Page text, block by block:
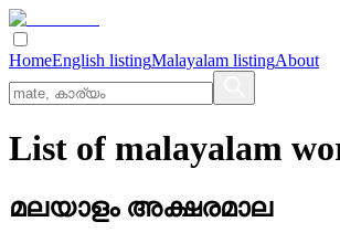
HomeEnglish listingMalayalam listingAbout
List of malayalam
മലയാളം അക്ഷരമാല